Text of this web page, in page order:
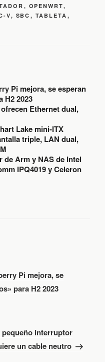
, OPENWRT,
V, SBC , TABLETA ,
Pi mejora, se esperan
H2 2023
Ethernet dual,
Lake mini-ITX
triple, LAN dual,
de Arm y NAS de Intel
IPQ4019 y Celeron
Pi mejora, se
para H2 2023
pequeño interruptor
un cable neutro